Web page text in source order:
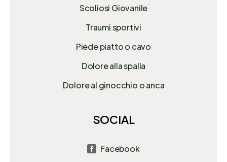
Scoliosi Giovanile
Traumi sportivi
Piede piatto o cavo
Dolore alla spalla
Dolore al ginocchio o anca
SOCIAL
 Facebook